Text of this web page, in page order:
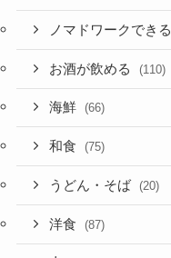
ノマドワークできる
お酒が飲める (110)
海鮮 (66)
和食 (75)
うどん・そば (20)
洋食 (87)